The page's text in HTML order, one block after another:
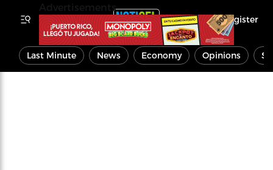
Register
Last Minute News Economy Opinions
Advertisements